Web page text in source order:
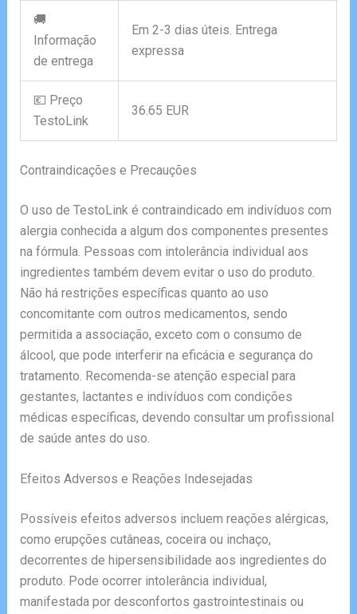
🚚
Informação
de entrega
Em 2-3 dias úteis. Entrega
expressa
💶 Preço
TestoLink
36.65 EUR
Contraindicações e Precauções
O uso de TestoLink é contraindicado em indivíduos com
alergia conhecida a algum dos componentes presentes
na fórmula. Pessoas com intolerância individual aos
ingredientes também devem evitar o uso do produto.
Não há restrições específicas quanto ao uso
concomitante com outros medicamentos, sendo
permitida a associação, exceto com o consumo de
álcool, que pode interferir na eficácia e segurança do
tratamento. Recomenda-se atenção especial para
gestantes, lactantes e indivíduos com condições
médicas específicas, devendo consultar um profissional
de saúde antes do uso.
Efeitos Adversos e Reações Indesejadas
Possíveis efeitos adversos incluem reações alérgicas,
como erupções cutâneas, coceira ou inchaço,
decorrentes de hipersensibilidade aos ingredientes do
produto. Pode ocorrer intolerância individual,
manifestada por desconfortos gastrointestinais ou